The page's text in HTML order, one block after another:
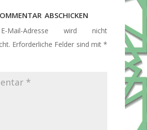
abschicken
Mail-Adresse wird nicht
Erforderliche Felder sind mit*